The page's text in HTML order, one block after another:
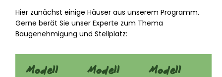
Hier zunächst einige Häuser aus unserem Programm.
Gerne berät Sie unser Experte zum Thema
Baugenehmigung und Stellplatz:
Modell
Modell
Modell